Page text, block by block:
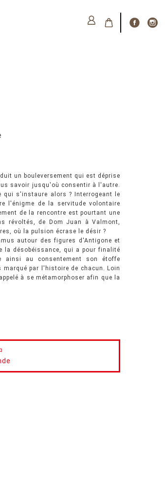
un bouleversement qui est déprise
savoir jusqu'où consentir à l'autre.
s'instaure alors ? Interrogeant le
l'énigme de la servitude volontaire
de la rencontre est pourtant une
révoltés, de Dom Juan à Valmont,
où la pulsion écrase le désir ?
autour des figures d'Antigone et
la désobéissance, qui a pour finalité
ainsi au consentement son étoffe
par l'histoire de chacun. Loin
à se métamorphoser afin que la